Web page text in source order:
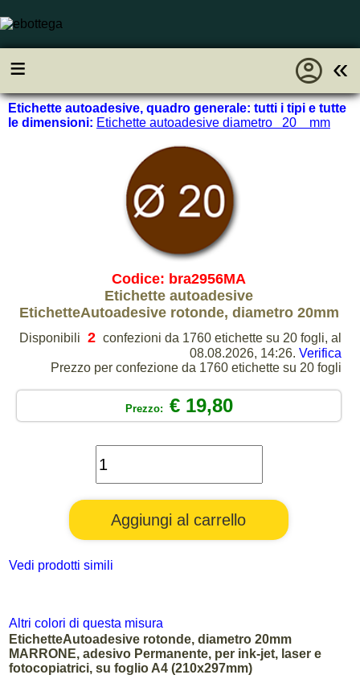
≡ «
account_circle
Etichette autoadesive, quadro generale: tutti i tipi e tutte
le dimensioni: Etichette autoadesive diametro 20 mm
Codice: bra2956MA
Etichette autoadesive
EtichetteAutoadesive rotonde, diametro 20mm
Disponibili 2 confezioni da 1760 etichette su 20 fogli, al
08.08.2026, 14:26. Verifica
Prezzo per confezione da 1760 etichette su 20 fogli
Prezzo: € 19,80
Vedi prodotti simili
Altri colori di questa misura
EtichetteAutoadesive rotonde, diametro 20mm
MARRONE, adesivo Permanente, per ink-jet, laser e
fotocopiatrici, su foglio A4 (210x297mm)